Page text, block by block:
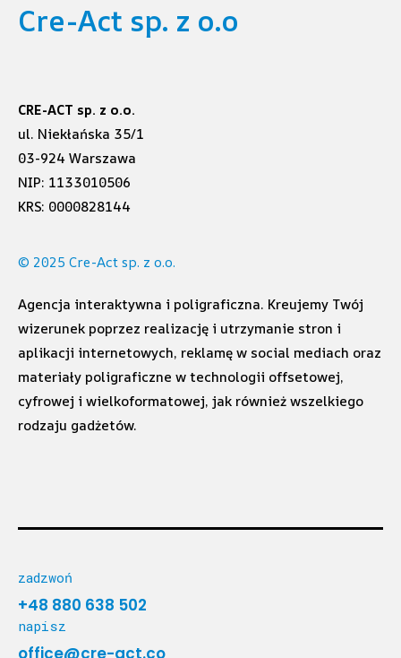
Cre-Act sp. z o.o
CRE-ACT sp. z o.o.
ul. Niekłańska 35/1
03-924 Warszawa
NIP: 1133010506
KRS: 0000828144
© 2025 Cre-Act sp. z o.o.
Agencja interaktywna i poligraficzna. Kreujemy Twój
wizerunek poprzez realizację i utrzymanie stron i
aplikacji internetowych, reklamę w social mediach oraz
materiały poligraficzne w technologii offsetowej,
cyfrowej i wielkoformatowej, jak również wszelkiego
rodzaju gadżetów.
zadzwoń
+48 880 638 502
napisz
office@cre-act.co